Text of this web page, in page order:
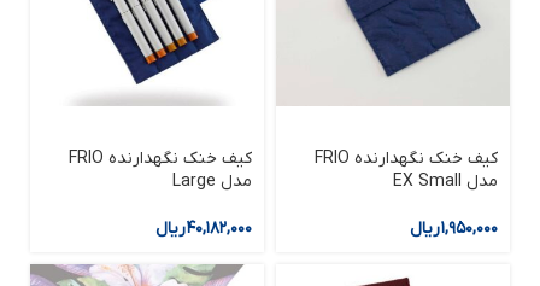
کیف خنک نگهدارنده FRIO
مدل EX Small
۱,۹۵۰,۰۰۰ریال
کیف خنک نگهدارنده FRIO
مدل Large
۴۰,۱۸۲,۰۰۰ریال